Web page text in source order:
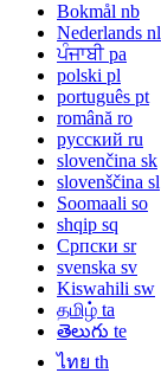
Bokmål nb
Nederlands nl
ਪੰਜਾਬੀ pa
polski pl
português pt
română ro
русский ru
slovenčina sk
slovenščina sl
Soomaali so
shqip sq
Српски sr
svenska sv
Kiswahili sw
தமிழ் ta
తెలుగు te
ไทย th